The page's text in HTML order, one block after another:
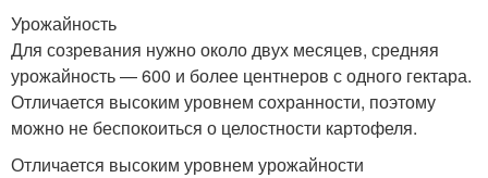
Урожайность
Для созревания нужно около двух месяцев, средняя
урожайность — 600 и более центнеров с одного гектара.
Отличается высоким уровнем сохранности, поэтому
можно не беспокоиться о целостности картофеля.
Отличается высоким уровнем урожайности